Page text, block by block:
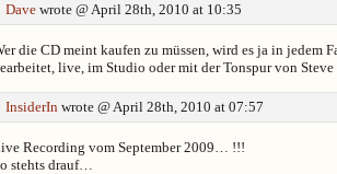
Dave wrote @ April 28th, 2010 at 10:35
die CD meint kaufen zu müssen, wird es ja in jedem
live, im Studio oder mit der Tonspur von
InsiderIn wrote @ April 28th, 2010 at 07:57
Recording vom September 2009… !!!
stehts drauf…